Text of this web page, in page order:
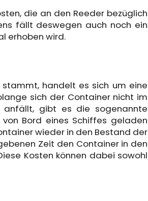
die an den Reeder bezüglich
fällt deswegen auch noch ein
erhoben wird.
handelt es sich um eine
sich der Container nicht im
anfällt, gibt es die sogenannte
Bord eines Schiffes geladen
wieder in den Bestand der
Zeit den Container in den
Kosten können dabei sowohl